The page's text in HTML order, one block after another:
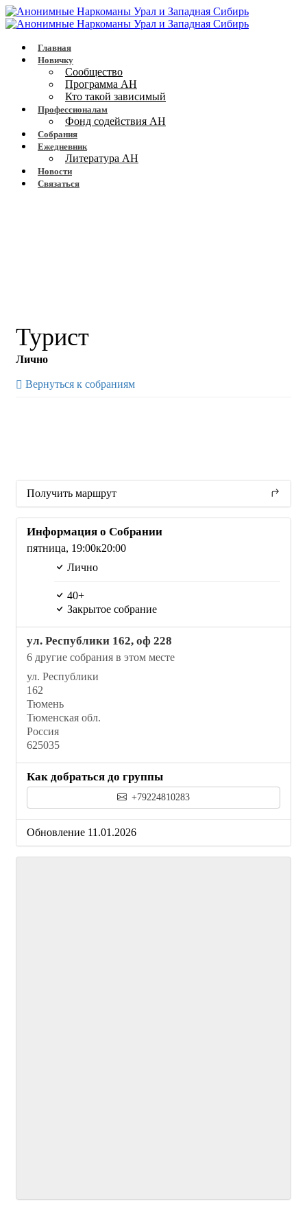
Главная
Новичку
Сообщество
Программа АН
Кто такой зависимый
Профессионалам
Фонд содействия АН
Собрания
Ежедневник
Литература АН
Новости
Связаться
Турист
Лично
Вернуться к собраниям
Получить маршрут
Информация о Собрании
пятница, 19:00к20:00
Лично
40+
Закрытое собрание
ул. Республики 162, оф 228
6 другие собрания в этом месте
ул. Республики
162
Тюмень
Тюменская обл.
Россия
625035
Как добраться до группы
+79224810283
Обновление 11.01.2026